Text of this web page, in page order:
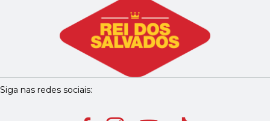
Siga nas redes sociais: